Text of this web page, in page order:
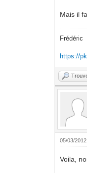
Mais il
Frédéric
https://
05/03/
Voila,